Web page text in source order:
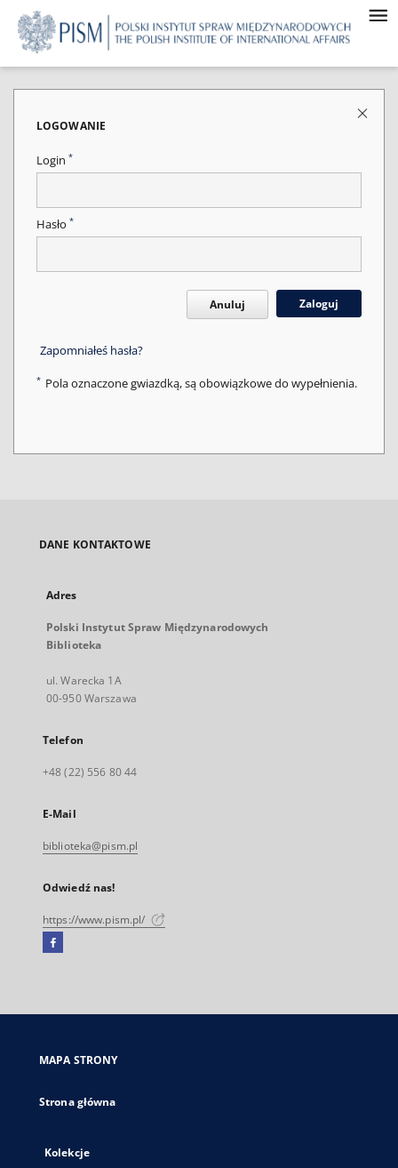
LOGOWANIE
Login *
Hasło *
Anuluj Zaloguj
Zapomniałeś hasła?
* Pola oznaczone gwiazdką, są obowiązkowe do wypełnienia.
DANE KONTAKTOWE
Adres
Polski Instytut Spraw Międzynarodowych
Biblioteka
ul. Warecka 1A
00-950 Warszawa
Telefon
+48 (22) 556 80 44
E-Mail
biblioteka@pism.pl
Odwiedź nas!
https://www.pism.pl/
Facebook
się
karcie
MAPA STRONY
Strona główna
Kolekcje